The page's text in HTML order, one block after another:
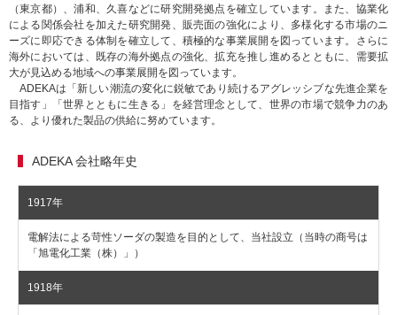
（東京都）、浦和、久喜などに研究開発拠点を確立しています。また、協業化
による関係会社を加えた研究開発、販売面の強化により、多様化する市場のニ
ーズに即応できる体制を確立して、積極的な事業展開を図っています。さらに
海外においては、既存の海外拠点の強化、拡充を推し進めるとともに、需要拡
大が見込める地域への事業展開を図っています。
ADEKAは「新しい潮流の変化に鋭敏であり続けるアグレッシブな先進企業を
目指す」「世界とともに生きる」を経営理念として、世界の市場で競争力のあ
る、より優れた製品の供給に努めています。
ADEKA 会社略年史
1917年
電解法による苛性ソーダの製造を目的として、当社設立（当時の商号は
「旭電化工業（株）」）
1918年